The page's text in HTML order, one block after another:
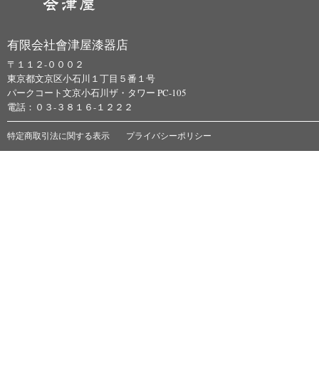
有限会社會津屋漆器店
〒１１２-０００２
東京都文京区小石川１丁目５番１号
パークコート文京小石川ザ・タワー PC-105
電話：０３-３８１６-１２２２
特定商取引法に関する表示 プライバシーポリシー